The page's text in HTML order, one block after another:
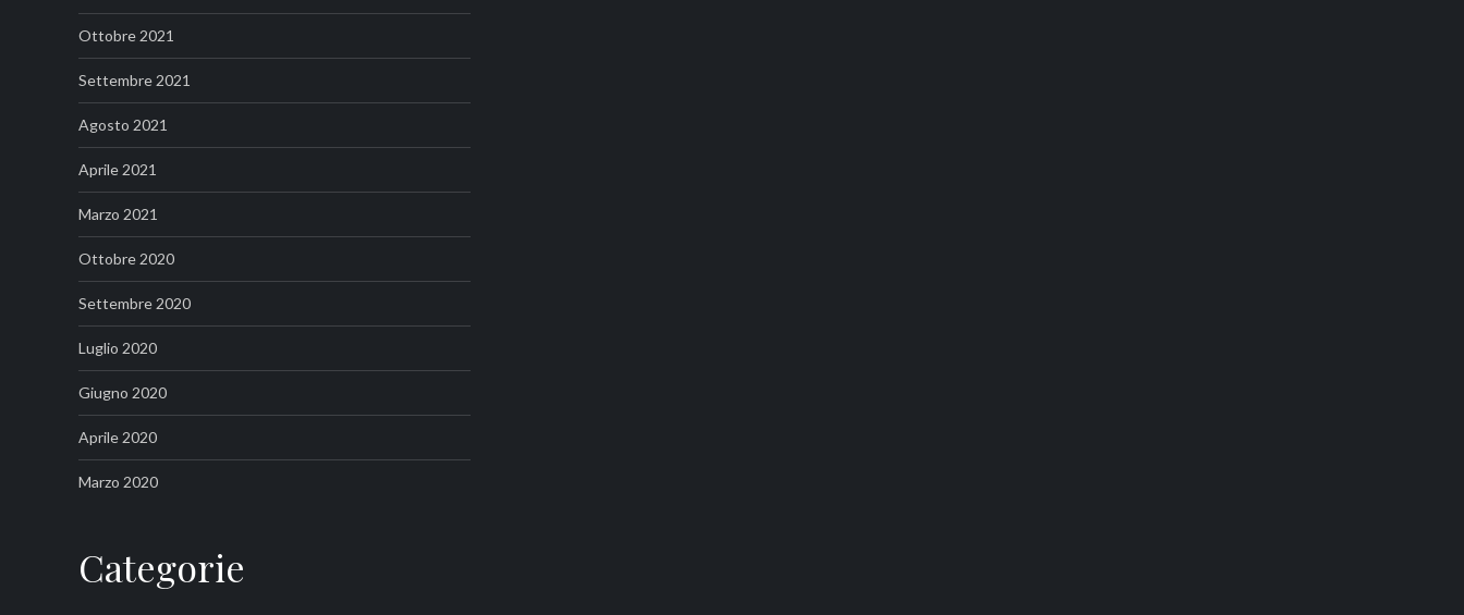
Ottobre 2021
Settembre 2021
Agosto 2021
Aprile 2021
Marzo 2021
Ottobre 2020
Settembre 2020
Luglio 2020
Giugno 2020
Aprile 2020
Marzo 2020
Categorie